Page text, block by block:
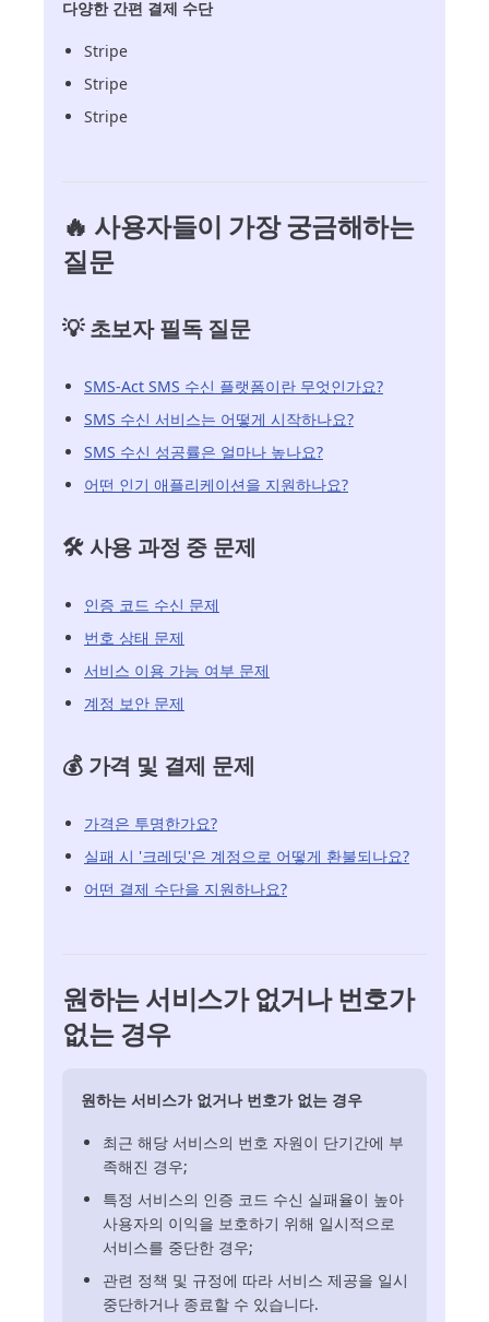
다양한 간편 결제 수단
Stripe
Stripe
Stripe
🔥 사용자들이 가장 궁금해하는
질문
💡 초보자 필독 질문
SMS-Act SMS 수신 플랫폼이란 무엇인가요?
SMS 수신 서비스는 어떻게 시작하나요?
SMS 수신 성공률은 얼마나 높나요?
어떤 인기 애플리케이션을 지원하나요?
🛠️ 사용 과정 중 문제
인증 코드 수신 문제
번호 상태 문제
서비스 이용 가능 여부 문제
계정 보안 문제
💰 가격 및 결제 문제
가격은 투명한가요?
실패 시 '크레딧'은 계정으로 어떻게 환불되나요?
어떤 결제 수단을 지원하나요?
원하는 서비스가 없거나 번호가
없는 경우
원하는 서비스가 없거나 번호가 없는 경우
최근 해당 서비스의 번호 자원이 단기간에 부
족해진 경우;
특정 서비스의 인증 코드 수신 실패율이 높아
사용자의 이익을 보호하기 위해 일시적으로
서비스를 중단한 경우;
관련 정책 및 규정에 따라 서비스 제공을 일시
중단하거나 종료할 수 있습니다.